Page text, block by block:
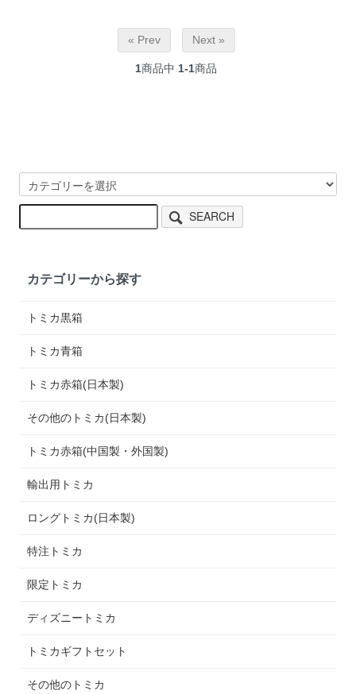
« Prev Next »
1商品中 1-1商品
SEARCH
カテゴリーから探す
トミカ黒箱
トミカ青箱
トミカ赤箱(日本製)
その他のトミカ(日本製)
トミカ赤箱(中国製・外国製)
輸出用トミカ
ロングトミカ(日本製)
特注トミカ
限定トミカ
ディズニートミカ
トミカギフトセット
その他のトミカ